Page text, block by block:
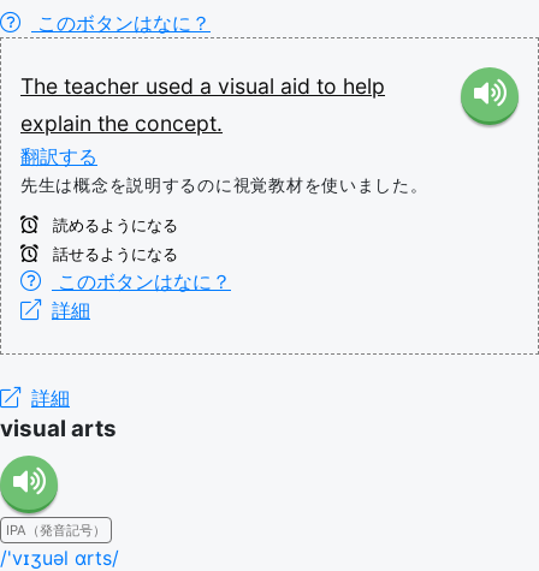
このボタンはなに？
The teacher used a visual aid to help
explain the concept.
翻訳する
先生は概念を説明するのに視覚教材を使いました。
読めるようになる
話せるようになる
このボタンはなに？
詳細
詳細
visual arts
IPA（発音記号）
/'vɪʒuəl ɑrts/